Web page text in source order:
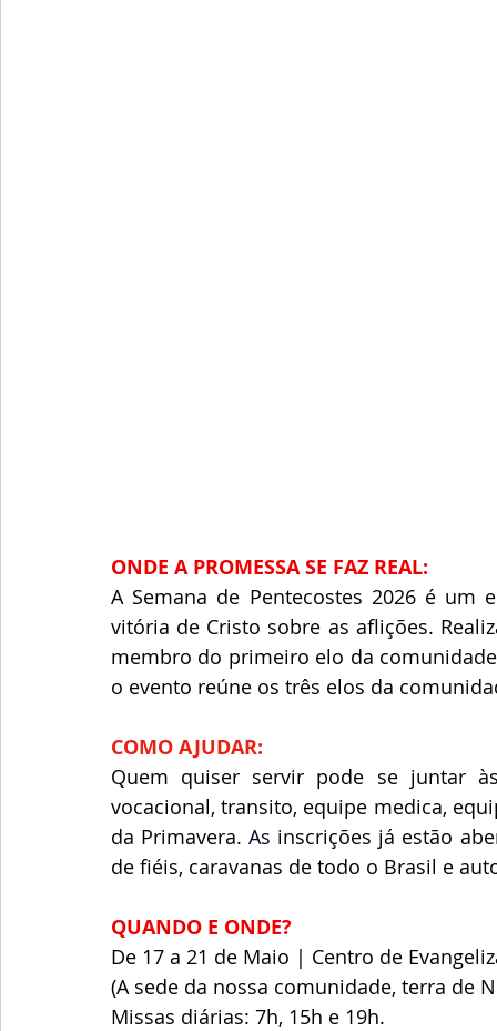
ONDE A PROMESSA SE FAZ REAL:
​A Semana de Pentecostes 2026 é
vitória de Cristo sobre as aflições.
membro do primeiro elo da
o evento reúne os três elos da
COMO AJUDAR:
Quem quiser servir pode se juntar
vocacional, transito, equipe medica,
da Primavera. As inscrições já estão
de fiéis, caravanas de todo o Brasil e
QUANDO E ONDE?
​De 17 a 21 de Maio | Centro de
(A sede da nossa comunidade, terra de
​Missas diárias: 7h, 15h e 19h.